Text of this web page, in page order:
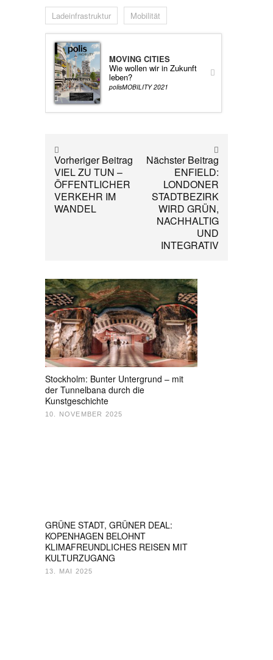
Ladeinfrastruktur Mobilität
MOVING CITIES
Wie wollen wir in Zukunft
leben?
polisMOBILITY 2021
Vorheriger Beitrag
VIEL ZU TUN –
ÖFFENTLICHER
VERKEHR IM
WANDEL
Nächster Beitrag
ENFIELD:
LONDONER
STADTBEZIRK
WIRD GRÜN,
NACHHALTIG
UND
INTEGRATIV
Stockholm: Bunter Untergrund – mit
der Tunnelbana durch die
Kunstgeschichte
10. NOVEMBER 2025
GRÜNE STADT, GRÜNER DEAL:
KOPENHAGEN BELOHNT
KLIMAFREUNDLICHES REISEN MIT
KULTURZUGANG
13. MAI 2025